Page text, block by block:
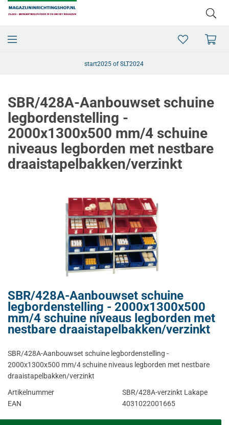
start2025 of SLT2024
SBR/428A-Aanbouwset schuine
legbordenstelling -
2000x1300x500 mm/4 schuine
niveaus legborden met nestbare
draaistapelbakken/verzinkt
SBR/428A-Aanbouwset schuine
legbordenstelling - 2000x1300x500
mm/4 schuine niveaus legborden met
nestbare draaistapelbakken/verzinkt
SBR/428A-Aanbouwset schuine legbordenstelling -
2000x1300x500 mm/4 schuine niveaus legborden met nestbare
draaistapelbakken/verzinkt
Artikelnummer
SBR/428A-verzinkt Lakape
EAN
4031022001665